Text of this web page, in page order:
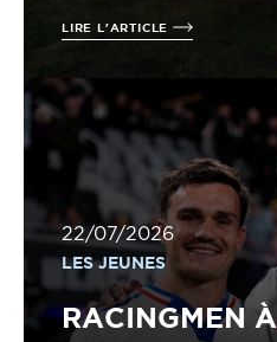
LIRE L'ARTICLE
22/07/2026
LES JEUNES
RACINGMEN À